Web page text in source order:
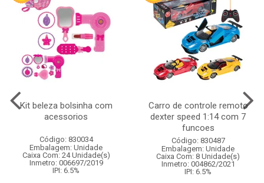
Kit beleza bolsinha com
acessorios
Código: 830034
Embalagem: Unidade
Caixa Com: 24 Unidade(s)
Inmetro: 006697/2019
IPI: 6.5%
Carro de controle remoto
dexter speed 1:14 com 7
funcoes
Código: 830487
Embalagem: Unidade
Caixa Com: 8 Unidade(s)
Inmetro: 004862/2021
IPI: 6.5%